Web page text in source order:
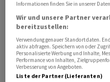
Auch die verstärkten
die Ölpreise kaum zulegen,
unterstützte Huthi-Miliz
seit Beginn des Konflikts
anhaltende
Kasachstan sorgt
Informationen finden Sie in unserer
Wir und unsere Partner
bereitzustellen:
Verwendung genauer Standortdaten.
aktiv abfragen. Speichern von oder
Personalisierte Werbung und Inhalte,
Performance von Inhalten,
Verbesserung von Angeboten.
Liste der Partner (Lieferanten)